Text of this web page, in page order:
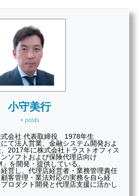
小守美行
+ posts
式会社 代表取締役 1978年生
て法人営業、金融システム開発およ
2017年に株式会社トラストオフィス
ソフトおよび保険代理店向け
を開発・提供している。
営し、代理店経営者・業務管理責任
客管理・業法対応の実務を自ら経
ロダクト開発と代理店支援に活かし